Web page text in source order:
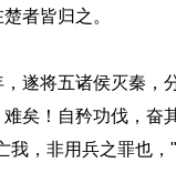
者皆归之。
将五诸侯灭秦，
矣！自矜功伐，
，非用兵之罪也，"